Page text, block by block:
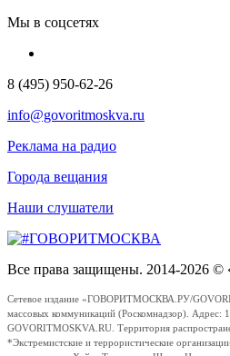
Мы в соцсетях
8 (495) 950-62-26
info@govoritmoskva.ru
Реклама на радио
Города вещания
Наши слушатели
Все права защищены. 2014-2026 ©
Сетевое издание «ГОВОРИТМОСКВА.РУ/
массовых коммуникаций (Роскомнадзор).
GOVORITMOSKVA.RU. Территория
*Экстремистские и террористические